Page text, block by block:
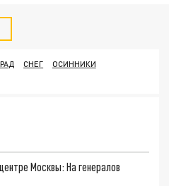
СНЕГ
ОСИННИКИ
Москвы: На генералов